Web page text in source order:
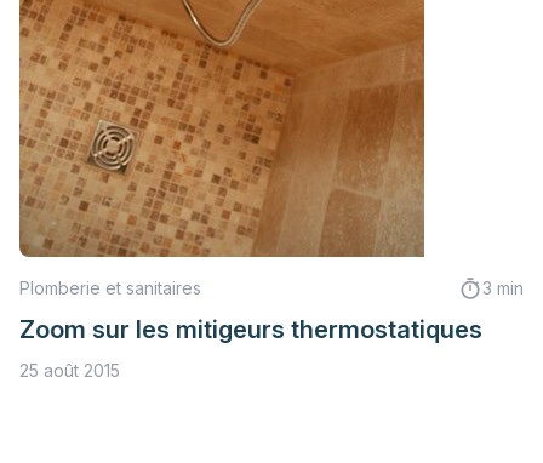
Plomberie et sanitaires 3 min
Zoom sur les mitigeurs thermostatiques
25 août 2015